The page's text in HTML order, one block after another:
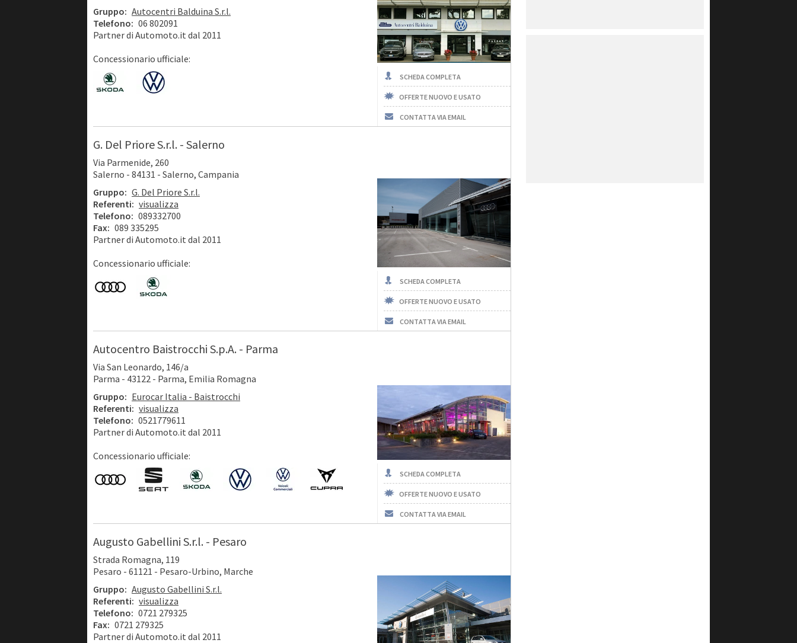
Gruppo: Autocentri Balduina S.r.l.
Telefono: 06 802091
Partner di Automoto.it dal 2011
Concessionario ufficiale:
SCHEDA COMPLETA
OFFERTE NUOVO E USATO
CONTATTA VIA EMAIL
G. Del Priore S.r.l. - Salerno
Via Parmenide, 260
Salerno - 84131 - Salerno, Campania
Gruppo: G. Del Priore S.r.l.
Referenti: visualizza
Telefono: 089332700
Fax: 089 335295
Partner di Automoto.it dal 2011
Concessionario ufficiale:
SCHEDA COMPLETA
OFFERTE NUOVO E USATO
CONTATTA VIA EMAIL
Autocentro Baistrocchi S.p.A. - Parma
Via San Leonardo, 146/a
Parma - 43122 - Parma, Emilia Romagna
Gruppo: Eurocar Italia - Baistrocchi
Referenti: visualizza
Telefono: 0521779611
Partner di Automoto.it dal 2011
Concessionario ufficiale:
SCHEDA COMPLETA
OFFERTE NUOVO E USATO
CONTATTA VIA EMAIL
Augusto Gabellini S.r.l. - Pesaro
Strada Romagna, 119
Pesaro - 61121 - Pesaro-Urbino, Marche
Gruppo: Augusto Gabellini S.r.l.
Referenti: visualizza
Telefono: 0721 279325
Fax: 0721 279325
Partner di Automoto.it dal 2011